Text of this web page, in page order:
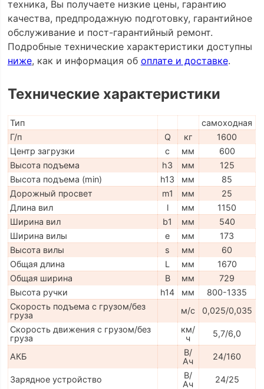
техника, Вы получаете низкие цены, гарантию
качества, предпродажную подготовку, гарантийное
обслуживание и пост-гарантийный ремонт.
Подробные технические характеристики доступны
ниже, как и информация об оплате и доставке.
Технические характеристики
Тип
самоходная
Г/п
Q кг
1600
Центр загрузки
c мм
600
Высота подъема
h3 мм
125
Высота подъема (min)
h13 мм
85
Дорожный просвет
m1 мм
25
Длина вил
l мм
1150
Ширина вил
b1 мм
540
Ширина вилы
e мм
173
Высота вилы
s мм
60
Общая длина
L мм
1670
Общая ширина
B мм
729
Высота ручки
h14 мм
800-1335
Скорость подъема с грузом/без
груза
м/с
0,025/0,035
Скорость движения с грузом/без
груза
км/
ч
5,7/6,0
АКБ
В/
Ач
24/160
Зарядное устройство
В/
Ач
24/25